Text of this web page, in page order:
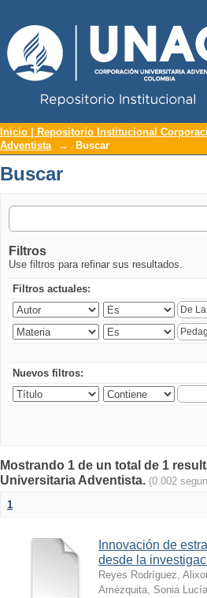
Buscar
Inicio | Repositorio Institucional
Adventista
→ Buscar
Buscar
Filtros
Use filtros para refinar sus resultados.
Filtros actuales:
Nuevos filtros:
Mostrando 1 de un total de 1
Universitaria Adventista. (0.002
1
Innovación de
desde la
Reyes Rodríguez,
Amézquita, Sonia Lucía